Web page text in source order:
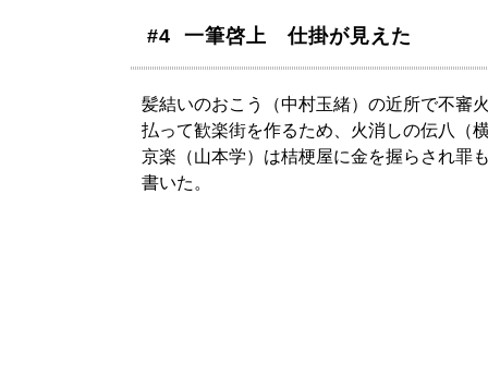
#4 一筆啓上 仕掛が見えた
髪結いのおこう（中村玉緒）の近所で不審
払って歓楽街を作るため、火消しの伝八（
京楽（山本学）は桔梗屋に金を握らされ罪
書いた。